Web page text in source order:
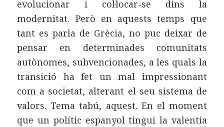
evolucionar i col·locar-se dins la
modernitat. Però en aquests temps que
tant es parla de Grècia, no puc deixar de
pensar en determinades comunitats
autònomes, subvencionades, a les quals la
transició ha fet un mal impressionant
com a societat, alterant el seu sistema de
valors. Tema tabú, aquest. En el moment
que un polític espanyol tingui la valentia